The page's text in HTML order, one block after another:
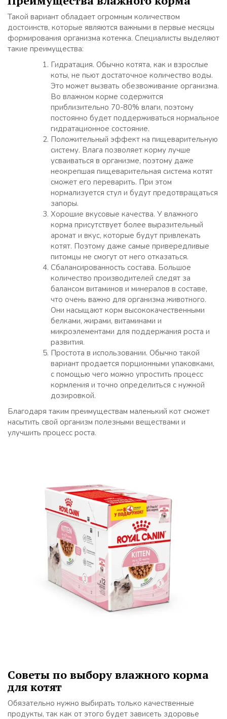
Такой вариант обладает огромным количеством
достоинств, которые являются важными в первые месяцы
формирования организма котенка. Специалисты выделяют
такие преимущества:
Гидратация. Обычно котята, как и взрослые
коты, не пьют достаточное количество воды.
Это может вызвать обезвоживание организма.
Во влажном корме содержится
приблизительно 70-80% влаги, поэтому
постоянно будет поддерживаться нормальное
гидратационное состояние.
Положительный эффект на пищеварительную
систему. Влага позволяет корму лучше
усваиваться в организме, поэтому даже
неокрепшая пищеварительная система котят
сможет его переварить. При этом
нормализуется стул и будут предотвращаться
запоры.
Хорошие вкусовые качества. У влажного
корма присутствует более выразительный
аромат и вкус, которые будут привлекать
котят. Поэтому даже самые привередливые
питомцы не смогут от него отказаться.
Сбалансированность состава. Большое
количество производителей следят за
балансом витаминов и минералов в составе,
что очень важно для организма животного.
Они насыщают корм высококачественными
белками, жирами, витаминами и
микроэлементами для поддержания роста и
развития.
Простота в использовании. Обычно такой
вариант продается порционными упаковками,
с помощью чего можно упростить процесс
кормления и точно определиться с нужной
дозировкой.
Благодаря таким преимуществам маленький кот сможет
насытить свой организм полезными веществами и
улучшить процесс роста.
Советы по выбору влажного корма
для котят
Обязательно нужно выбирать только качественные
продукты, так как от этого будет зависеть здоровье